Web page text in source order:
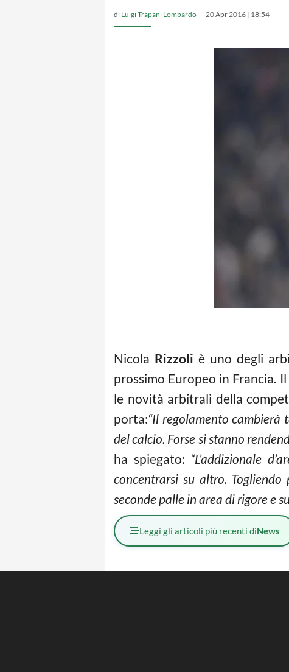
di Luigi Trapani Lombardo 20 Apr 2016 | 18:54
Nicola Rizzoli è uno degli
prossimo Europeo in Francia.
le novità arbitrali della
porta:“Il regolamento cambierà
del calcio. Forse si stanno
ha spiegato: “L’addizionale
concentrarsi su altro.
seconde palle in area di rigore e
Leggi gli articoli più recenti diNews